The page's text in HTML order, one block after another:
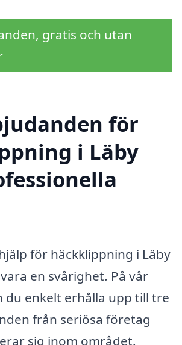
gratis och utan
för
i Läby
för häckklippning i Läby
en svårighet. På vår
du enkelt erhålla upp till tre
från seriösa företag
sig inom området.